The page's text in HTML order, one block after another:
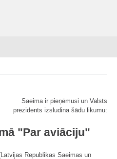
Saeima ir pieņēmusi un Valsts
prezidents izsludina šādu likumu:
"Par aviāciju"
Republikas Saeimas un